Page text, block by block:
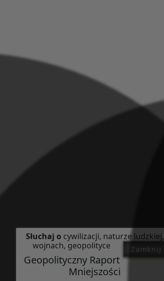
Słuchaj o cywilizacji, naturze ludzkiej,
wojnach, geopolityce
Zamknij
Geopolityczny Raport
Mniejszości